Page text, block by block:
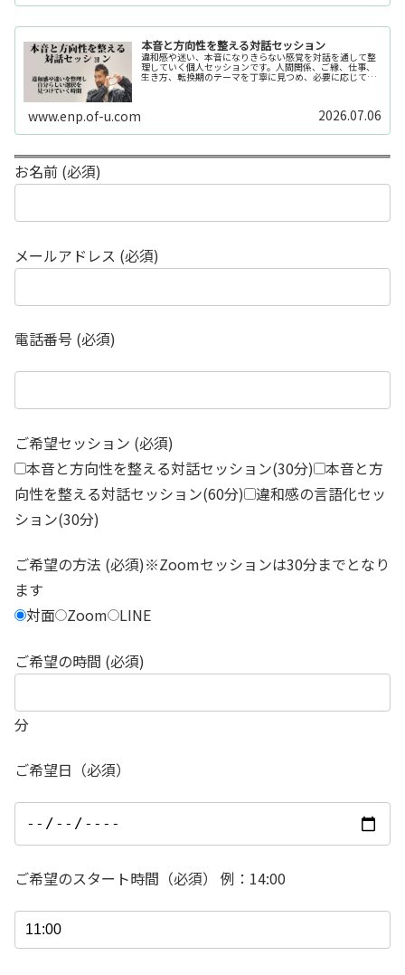
本音と方向性を整える対話セッション
違和感や迷い、本音になりきらない感覚を対話を通して整
理していく個人セッションです。人間関係、ご縁、仕事、
生き方、転換期のテーマを丁寧に見つめ、必要に応じてカ
ードや感性の視点も補助的に用います。
www.enp.of-u.com 2026.07.06
お名前 (必須)
メールアドレス (必須)
電話番号 (必須)
ご希望セッション (必須)
本音と方向性を整える対話セッション(30分) 本音と方
向性を整える対話セッション(60分) 違和感の言語化セッ
ション(30分)
ご希望の方法 (必須)※Zoomセッションは30分までとなり
ます
対面 Zoom LINE
ご希望の時間 (必須)
分
ご希望日（必須）
ご希望のスタート時間（必須） 例：14:00